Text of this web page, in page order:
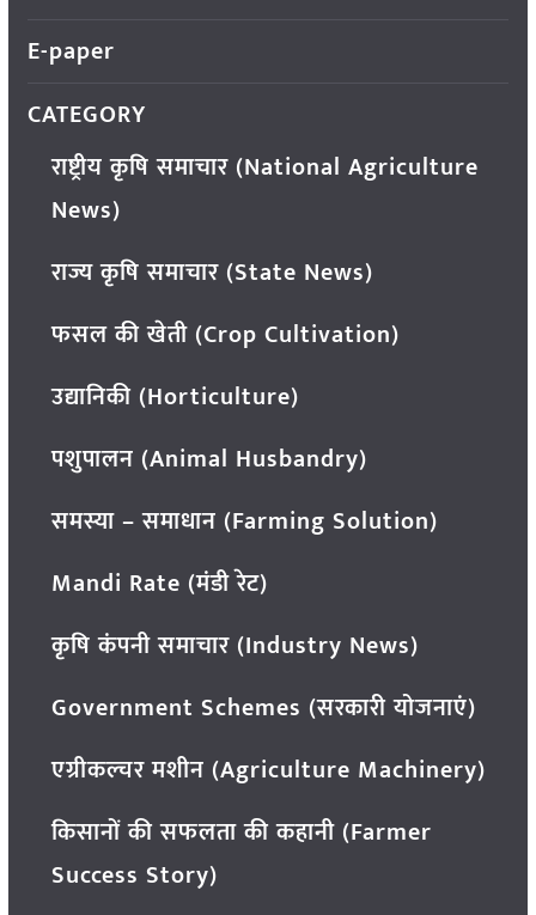
E-paper
CATEGORY
राष्ट्रीय कृषि समाचार (National Agriculture
News)
राज्य कृषि समाचार (State News)
फसल की खेती (Crop Cultivation)
उद्यानिकी (Horticulture)
पशुपालन (Animal Husbandry)
समस्या – समाधान (Farming Solution)
Mandi Rate (मंडी रेट)
कृषि कंपनी समाचार (Industry News)
Government Schemes (सरकारी योजनाएं)
एग्रीकल्चर मशीन (Agriculture Machinery)
किसानों की सफलता की कहानी (Farmer
Success Story)